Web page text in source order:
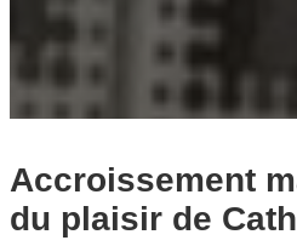
Accroissement
du plaisir de